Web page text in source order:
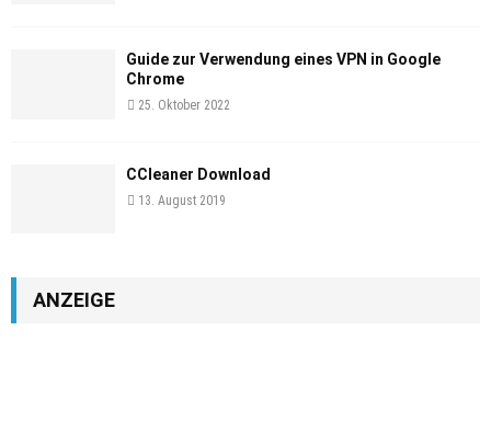
Guide zur Verwendung eines VPN in Google
Chrome
25. Oktober 2022
CCleaner Download
13. August 2019
ANZEIGE